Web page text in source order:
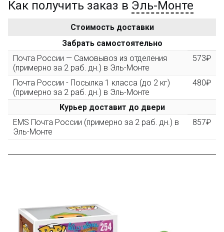
Золотая скидка
персональная
10%
3000 рублей, Вы получите постоянную скидку на все
повторные заказы - 10%
Скидка за обзор
(фото сборки) до 10%
Пришлите фото поэтапной сборки купленного
конструктора и получите дополнительную скидку
10% при покупке следующего набора (не дороже 10
Оставьте отзыв (не менее 50 символов) о товаре на
нашем сайте и получите купон на скидку 50₽ за
текстовый отзыв или 100₽ за отзыв с фото.
Как получить заказ в Эль-Монте
Стоимость доставки
Забрать самостоятельно
Почта России — Самовывоз из отделения
(примерно за 2 раб. дн.) в Эль-Монте
573₽
Почта России - Посылка 1 класса (до 2 кг)
(примерно за 2 раб. дн.) в Эль-Монте
480₽
Курьер доставит до двери
EMS Почта России (примерно за 2 раб. дн.) в
Эль-Монте
857₽